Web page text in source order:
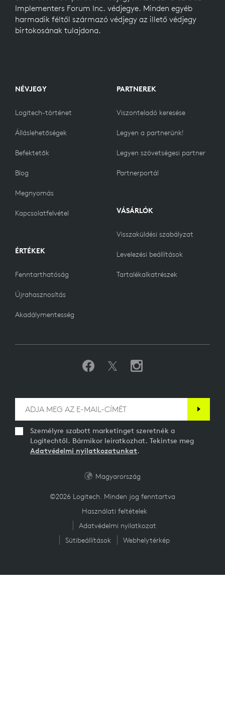
Implementers Forum Inc. védjegye. Minden egyéb
harmadik féltől származó védjegy az illető védjegy
birtokosának tulajdona.
NÉVJEGY
Logitech-történet
Álláslehetőségek
Befektetők
Blog
Megnyomás
Kapcsolatfelvétel
ÉRTÉKEK
Fenntarthatóság
Újrahasznosítás
Akadálymentesség
PARTNEREK
Viszonteladó keresése
Legyen a partnerünk!
Legyen szövetségesi partner
Partnerportál
VÁSÁRLÓK
Visszaküldési szabályzat
Levelezési beállítások
Tartalékalkatrészek
Személyre szabott marketinget szeretnék a
Logitechtől. Bármikor leiratkozhat. Tekintse meg
Adatvédelmi nyilatkozatunkat.
©2026 Logitech. Minden jog fenntartva
Használati feltételek
Adatvédelmi nyilatkozat
Sütibeállítások
Webhelytérkép
Magyarország